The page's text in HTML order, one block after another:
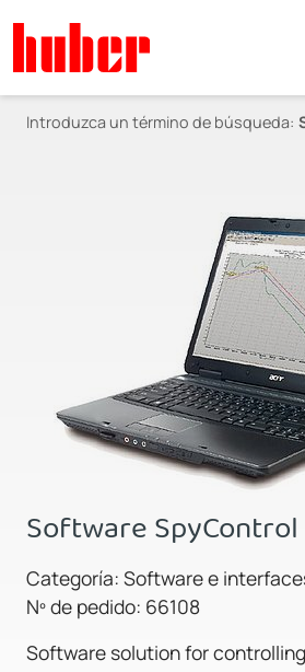
Introduzca un término de búsqueda:
Software SpyControl
Categoría: Software e
Nº de pedido: 66108
Software solution for